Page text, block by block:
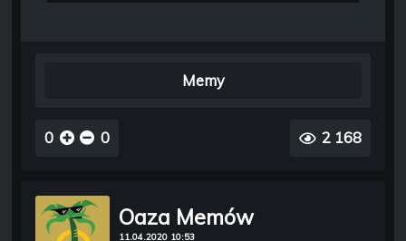
Memy
0 0 2 168
Oaza Memów
11.04.2020 10:53